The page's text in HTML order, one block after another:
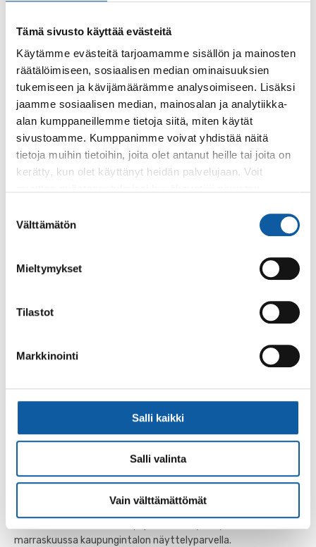
Tämä sivusto käyttää evästeitä
Käytämme evästeitä tarjoamamme sisällön ja mainosten
räätälöimiseen, sosiaalisen median ominaisuuksien
tukemiseen ja kävijämäärämme analysoimiseen. Lisäksi
jaamme sosiaalisen median, mainosalan ja analytiikka-
alan kumppaneillemme tietoja siitä, miten käytät
sivustoamme. Kumppanimme voivat yhdistää näitä
tietoja muihin tietoihin, joita olet antanut heille tai joita on
kerätty, kun olet käyttänyt heidän palvelujaan. Voit
valinta
Välttämätön
Mieltymykset
Tilastot
Markkinointi
Salli kaikki
Salli valinta
Vain välttämättömät
Tapahtumat 13.10. klo 17:00–19:00
Graffitiseinän avajaiset
Nuorille suunnatussa tapahtumassa graffititaiteilija maalaa
demotyön sekä vetää graffitityöpajan!
Palvelut
Nuorisopalveluiden tavoitteena on paimiolaisten lasten ja
Vanhemmuuden viikon etäluento: Päihteet ja
17.10.–20.11.
Ajatusten virrassa -näyttely kaupungintalon
näyttelyparvella
marraskuussa kaupungintalon näyttelyparvella.